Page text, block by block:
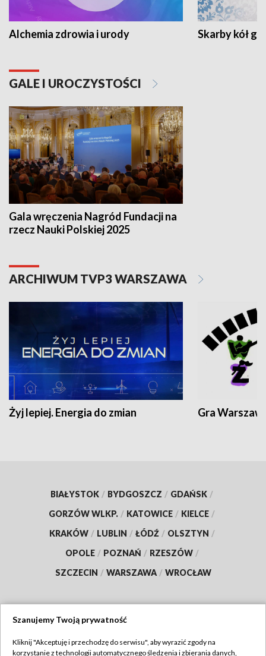
Alchemia zdrowia i urody Skarby kół
GALE I UROCZYSTOŚCI
Gala wręczenia Nagród Fundacji na
rzecz Nauki Polskiej 2025
ARCHIWUM TVP3 WARSZAWA
Żyj lepiej. Energia do zmian Gra
BIAŁYSTOK / BYDGOSZCZ / GDAŃSK /
GORZÓW WLKP. / KATOWICE / KIELCE /
KRAKÓW / LUBLIN / ŁÓDŹ / OLSZTYN /
OPOLE / POZNAŃ / RZESZÓW /
SZCZECIN / WARSZAWA / WROCŁAW
Szanujemy Twoją prywatność
Kliknij "Akceptuję i przechodzę do serwisu", aby wyrazić zgody na
korzystanie z technologii automatycznego śledzenia i zbierania danych,